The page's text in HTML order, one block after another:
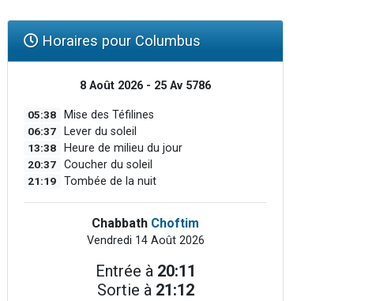
Horaires pour Columbus
8 Août 2026 - 25 Av 5786
05:38 Mise des Téfilines
06:37 Lever du soleil
13:38 Heure de milieu du jour
20:37 Coucher du soleil
21:19 Tombée de la nuit
Chabbath Choftim
Vendredi 14 Août 2026
Entrée à 20:11
Sortie à 21:12